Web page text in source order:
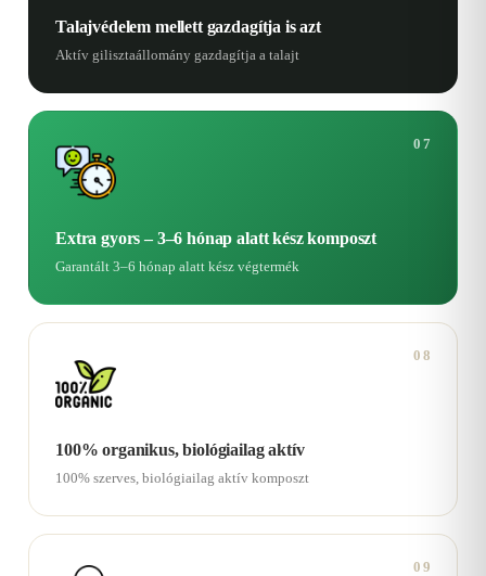
Talajvédelem mellett gazdagítja is azt
Aktív gilisztaállomány gazdagítja a talajt
07
Extra gyors – 3–6 hónap alatt kész komposzt
Garantált 3–6 hónap alatt kész végtermék
08
100% organikus, biológiailag aktív
100% szerves, biológiailag aktív komposzt
09